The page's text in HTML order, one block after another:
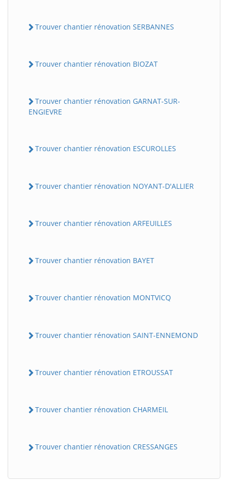
Trouver chantier rénovation SERBANNES
Trouver chantier rénovation BIOZAT
Trouver chantier rénovation GARNAT-SUR-
ENGIEVRE
Trouver chantier rénovation ESCUROLLES
Trouver chantier rénovation NOYANT-D'ALLIER
Trouver chantier rénovation ARFEUILLES
Trouver chantier rénovation BAYET
Trouver chantier rénovation MONTVICQ
Trouver chantier rénovation SAINT-ENNEMOND
Trouver chantier rénovation ETROUSSAT
Trouver chantier rénovation CHARMEIL
Trouver chantier rénovation CRESSANGES
BatiWebPro
BatiWebPro